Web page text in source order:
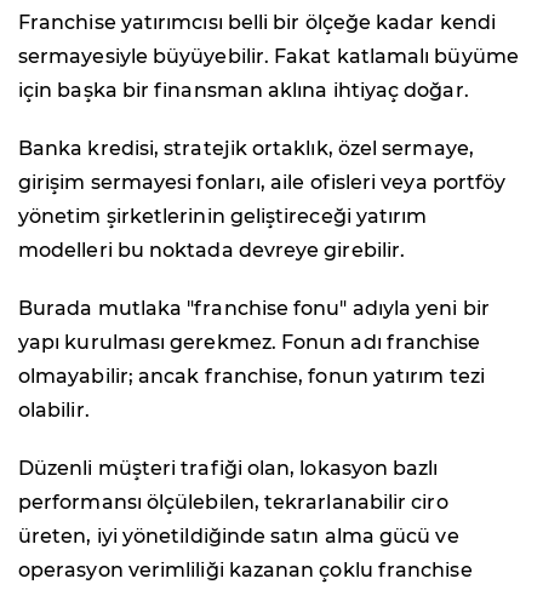
Franchise yatırımcısı belli bir ölçeğe kadar kendi
sermayesiyle büyüyebilir. Fakat katlamalı büyüme
için başka bir finansman aklına ihtiyaç doğar.
Banka kredisi, stratejik ortaklık, özel sermaye,
girişim sermayesi fonları, aile ofisleri veya portföy
yönetim şirketlerinin geliştireceği yatırım
modelleri bu noktada devreye girebilir.
Burada mutlaka "franchise fonu" adıyla yeni bir
yapı kurulması gerekmez. Fonun adı franchise
olmayabilir; ancak franchise, fonun yatırım tezi
olabilir.
Düzenli müşteri trafiği olan, lokasyon bazlı
performansı ölçülebilen, tekrarlanabilir ciro
üreten, iyi yönetildiğinde satın alma gücü ve
operasyon verimliliği kazanan çoklu franchise